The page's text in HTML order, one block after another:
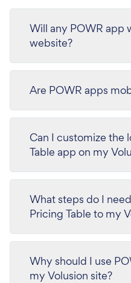
Will any POWR app
website?
Are POWR apps
Can I customize the
Table app on my
What steps do I
Pricing Table to my
Why should I use
my Volusion site?